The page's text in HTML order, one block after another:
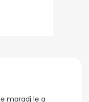
maradj le a